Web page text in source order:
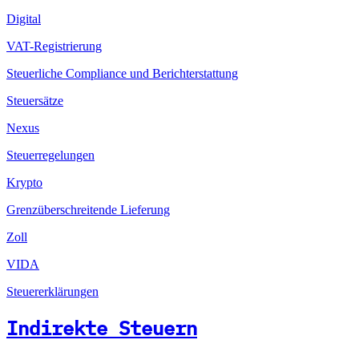
Digital
VAT-Registrierung
Steuerliche Compliance und Berichterstattung
Steuersätze
Nexus
Steuerregelungen
Krypto
Grenzüberschreitende Lieferung
Zoll
VIDA
Steuererklärungen
Indirekte Steuern